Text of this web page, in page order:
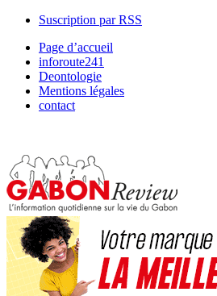
Suscription par RSS
Page d’accueil
inforoute241
Deontologie
Mentions légales
contact